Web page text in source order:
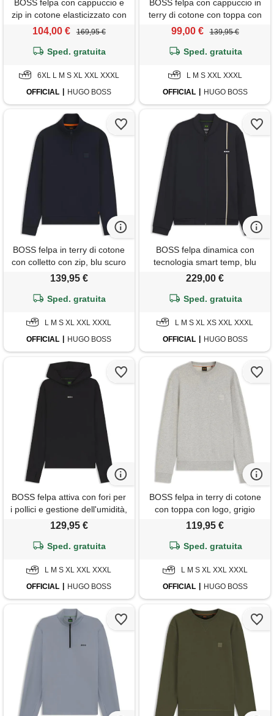
BOSS felpa con cappuccio e
zip in cotone elasticizzato con
logo, marrone chiaro
104,00 € 169,95 €
Sped. gratuita
6XL L M S XL XXL XXXL
OFFICIAL
HUGO BOSS
BOSS felpa con cappuccio in
terry di cotone con toppa con
logo, celeste
99,00 € 139,95 €
Sped. gratuita
L M S XXL XXXL
OFFICIAL
HUGO BOSS
BOSS felpa in terry di cotone
con colletto con zip, blu scuro
139,95 €
Sped. gratuita
L M S XL XXL XXXL
OFFICIAL
HUGO BOSS
BOSS felpa dinamica con
tecnologia smart temp, blu
scuro
229,00 €
Sped. gratuita
L M S XL XS XXL XXXL
OFFICIAL
HUGO BOSS
BOSS felpa attiva con fori per
i pollici e gestione dell'umidità,
nero
129,95 €
Sped. gratuita
L M S XL XXL XXXL
OFFICIAL
HUGO BOSS
BOSS felpa in terry di cotone
con toppa con logo, grigio
chiaro
119,95 €
Sped. gratuita
L M S XL XXL XXXL
OFFICIAL
HUGO BOSS